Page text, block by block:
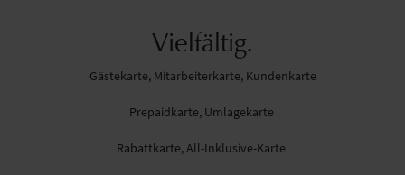
Vielfältig.
Gästekarte, Mitarbeiterkarte, Kundenkarte
Prepaidkarte, Umlagekarte
Rabattkarte, All-Inklusive-Karte